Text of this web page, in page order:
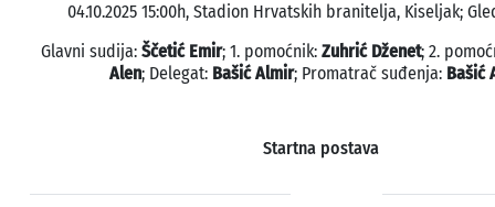
04.10.2025 15:00h, Stadion Hrvatskih branitelja, Kiseljak;
Glavni sudija: Ščetić Emir; 1. pomoćnik: Zuhrić Dženet; 2.
Alen; Delegat: Bašić Almir; Promatrač suđenja: Bašić
Startna postava